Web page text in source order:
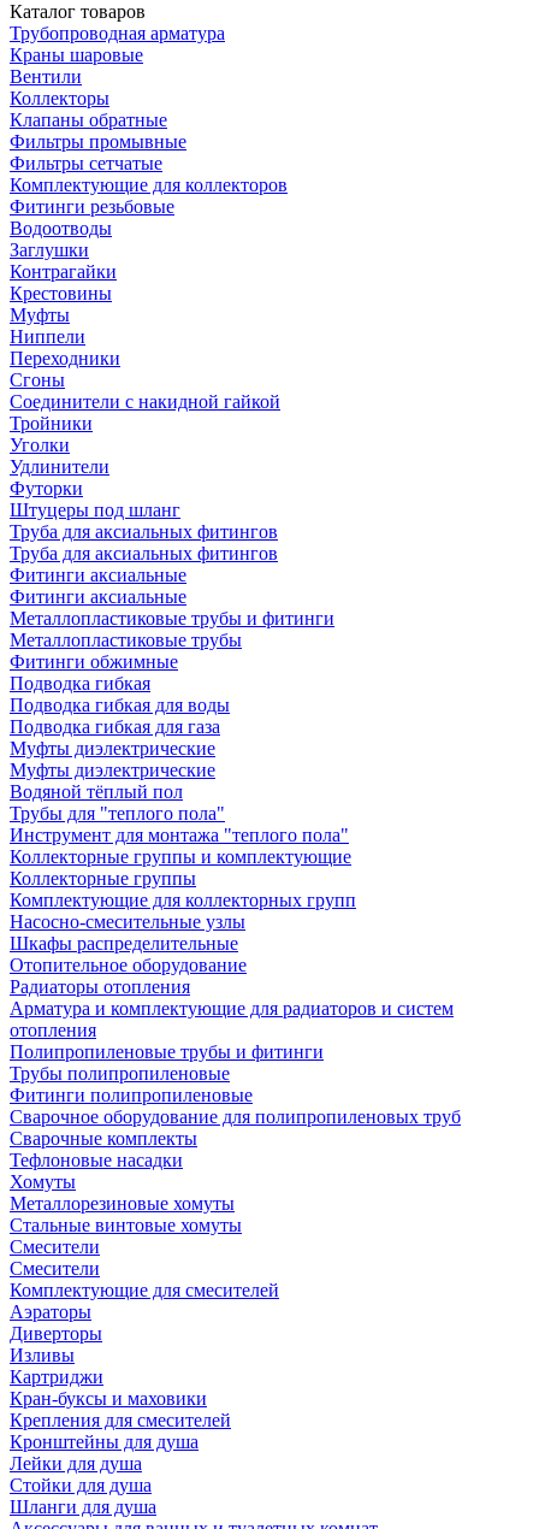
Каталог товаров
Трубопроводная арматура
Краны шаровые
Вентили
Коллекторы
Клапаны обратные
Фильтры промывные
Фильтры сетчатые
Комплектующие для коллекторов
Фитинги резьбовые
Водоотводы
Заглушки
Контрагайки
Крестовины
Муфты
Ниппели
Переходники
Сгоны
Соединители с накидной гайкой
Тройники
Уголки
Удлинители
Футорки
Штуцеры под шланг
Труба для аксиальных фитингов
Труба для аксиальных фитингов
Фитинги аксиальные
Фитинги аксиальные
Металлопластиковые трубы и фитинги
Металлопластиковые трубы
Фитинги обжимные
Подводка гибкая
Подводка гибкая для воды
Подводка гибкая для газа
Муфты диэлектрические
Муфты диэлектрические
Водяной тёплый пол
Трубы для "теплого пола"
Инструмент для монтажа "теплого пола"
Коллекторные группы и комплектующие
Коллекторные группы
Комплектующие для коллекторных групп
Насосно-смесительные узлы
Шкафы распределительные
Отопительное оборудование
Радиаторы отопления
Арматура и комплектующие для радиаторов и систем
отопления
Полипропиленовые трубы и фитинги
Трубы полипропиленовые
Фитинги полипропиленовые
Сварочное оборудование для полипропиленовых труб
Сварочные комплекты
Тефлоновые насадки
Хомуты
Металлорезиновые хомуты
Стальные винтовые хомуты
Смесители
Смесители
Комплектующие для смесителей
Аэраторы
Диверторы
Изливы
Картриджи
Кран-буксы и маховики
Крепления для смесителей
Кронштейны для душа
Лейки для душа
Стойки для душа
Шланги для душа